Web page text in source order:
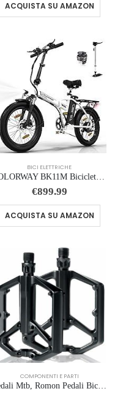
ACQUISTA SU AMAZON
BICI ELETTRICHE
COLORWAY BK11M Bicicletta elettrica pieghevole, 20″×3.0″ Fat Tire, 7 Velocità, batteria Rimovibile da 36 V 12 Ah, motore d…
€899.99
ACQUISTA SU AMAZON
COMPONENTI E PARTI
Pedali Mtb, Romon Pedali Bicicletta Alluminio di Alta Qualità e Cuscinetto du Sigillato, Pedali Piatti 9/16 Lavorati a CNC co